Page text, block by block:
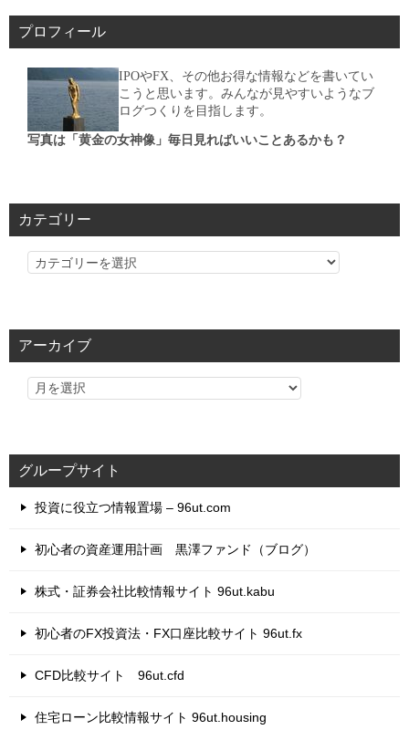
プロフィール
IPOやFX、その他お得な情報などを書いてい
こうと思います。みんなが見やすいようなブ
ログつくりを目指します。
写真は「黄金の女神像」毎日見ればいいことあるかも？
カテゴリー
カ
リ
アーカイブ
グループサイト
投資に役立つ情報置場 – 96ut.com
初心者の資産運用計画 黒澤ファンド（ブログ）
株式・証券会社比較情報サイト 96ut.kabu
初心者のFX投資法・FX口座比較サイト 96ut.fx
CFD比較サイト 96ut.cfd
住宅ローン比較情報サイト 96ut.housing